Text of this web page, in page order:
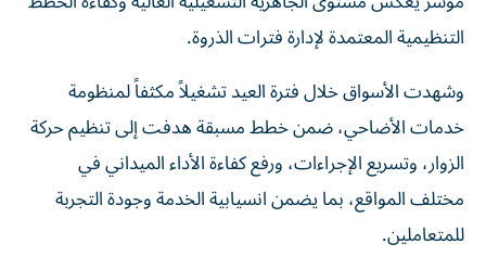
التنظيمية المعتمدة لإدارة فترات الذروة.
وشهدت الأسواق خلال فترة العيد تشغيلاً مكثفاً لمنظومة
خدمات الأضاحي، ضمن خطط مسبقة هدفت إلى تنظيم حركة
الزوار، وتسريع الإجراءات، ورفع كفاءة الأداء الميداني في
مختلف المواقع، بما يضمن انسيابية الخدمة وجودة التجربة
للمتعاملين.